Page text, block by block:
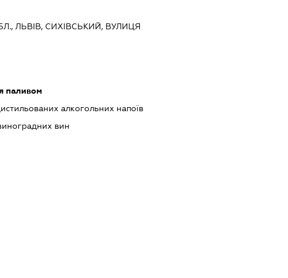
ЛЬВІВ, СИХІВСЬКИЙ, ВУЛИЦЯ
паливом
алкогольних напоїв
вин